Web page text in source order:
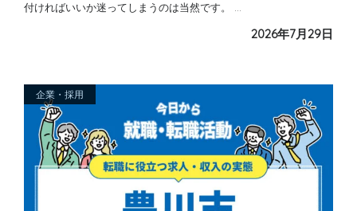
付ければいいか迷ってしまうのは当然です。 …
2026年7月29日
企業・採用